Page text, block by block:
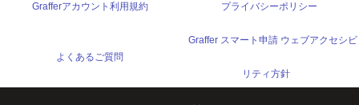
Grafferアカウント利用規約 プライバシーポリシー
よくあるご質問
Graffer スマート申請 ウェブアクセシビ
リティ方針